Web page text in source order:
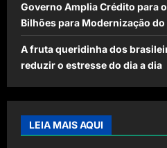
Governo Amplia Crédito para
Bilhões para Modernização do
A fruta queridinha dos
reduzir o estresse do dia a dia
LEIA MAIS AQUI